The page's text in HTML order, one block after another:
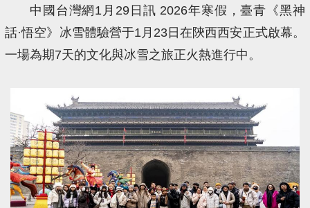
中國台灣網1月29日訊 2026年寒假，臺青《黑神
話·悟空》冰雪體驗營于1月23日在陝西西安正式啟幕。
一場為期7天的文化與冰雪之旅正火熱進行中。